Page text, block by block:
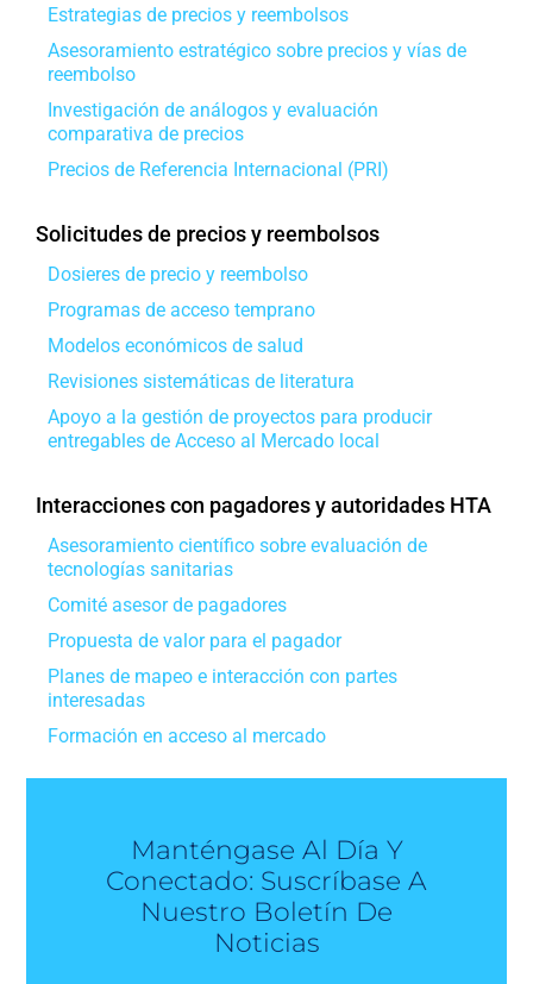
Estrategias de precios y reembolsos
Asesoramiento estratégico sobre precios y vías de
reembolso
Investigación de análogos y evaluación
comparativa de precios
Precios de Referencia Internacional (PRI)
Solicitudes de precios y reembolsos
Dosieres de precio y reembolso
Programas de acceso temprano
Modelos económicos de salud
Revisiones sistemáticas de literatura
Apoyo a la gestión de proyectos para producir
entregables de Acceso al Mercado local
Interacciones con pagadores y autoridades HTA
Asesoramiento científico sobre evaluación de
tecnologías sanitarias
Comité asesor de pagadores
Propuesta de valor para el pagador
Planes de mapeo e interacción con partes
interesadas
Formación en acceso al mercado
Manténgase Al Día Y
Conectado: Suscríbase A
Nuestro Boletín De
Noticias